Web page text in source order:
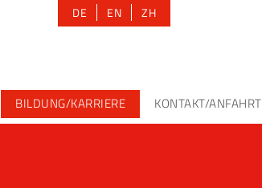
DE EN ZH
BILDUNG/KARRIERE KONTAKT/ANFAHRT